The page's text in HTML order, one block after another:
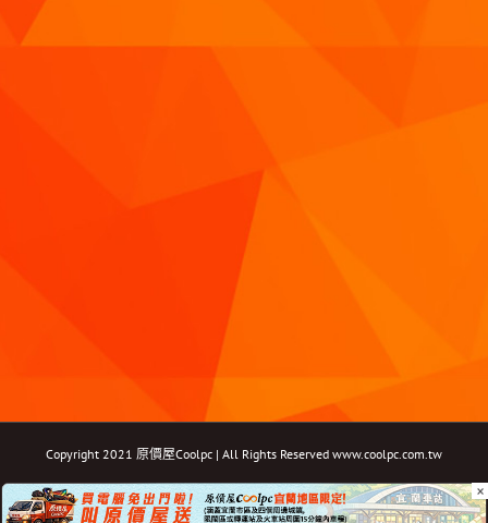
Copyright 2021 原價屋Coolpc | All Rights Reserved www.coolpc.com.tw
FacebookInstagramYouTubeTwitterEmail: ×